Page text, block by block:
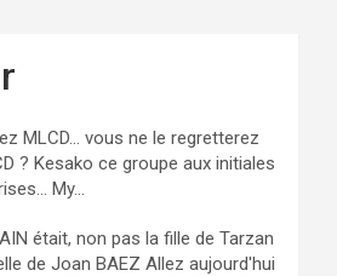
MLCD… vous ne le regretterez
? Kesako ce groupe aux initiales
My...
était, non pas la fille de Tarzan
de Joan BAEZ Allez aujourd'hui